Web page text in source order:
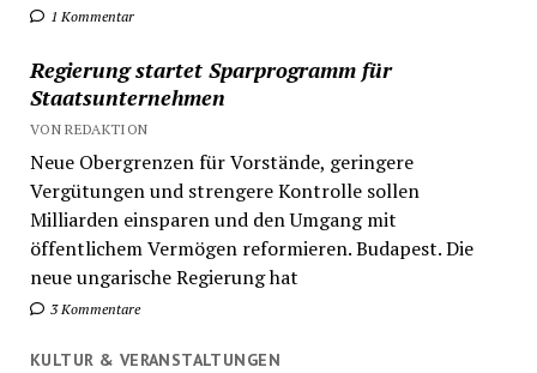
1 Kommentar
Regierung startet Sparprogramm für
Staatsunternehmen
VON REDAKTION
Neue Obergrenzen für Vorstände, geringere
Vergütungen und strengere Kontrolle sollen
Milliarden einsparen und den Umgang mit
öffentlichem Vermögen reformieren. Budapest. Die
neue ungarische Regierung hat
3 Kommentare
KULTUR & VERANSTALTUNGEN